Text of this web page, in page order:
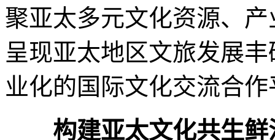
聚亚太多元文化资源、
呈现亚太地区文旅发展
业化的国际文化交流合
构建亚太文化共生鲜